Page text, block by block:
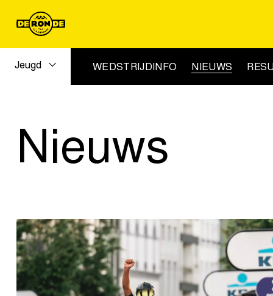
Jeugd WEDSTRIJDINFO NIEUWS
Nieuws